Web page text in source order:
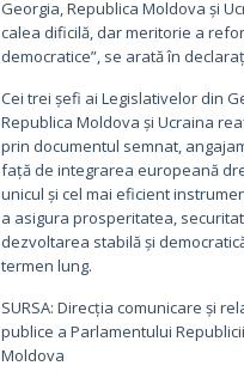
Georgia, Republica Moldova și
calea dificilă, dar meritorie a
democratice”, se arată în
Cei trei șefi ai Legislativelor din
Republica Moldova și Ucraina
prin documentul semnat,
față de integrarea europeană
unicul și cel mai eficient
a asigura prosperitatea,
dezvoltarea stabilă și
termen lung.
SURSA: Direcția comunicare și
publice a Parlamentului Republicii
Moldova